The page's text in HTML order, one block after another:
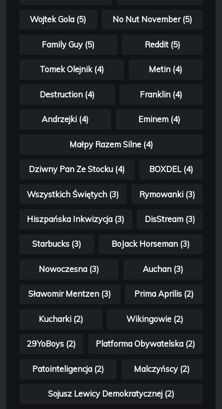
Wojtek Gola (5) No Nut November (5)
Family Guy (5) Reddit (5)
Tomek Olejnik (4) Metin (4)
Destruction (4) Franklin (4)
Andrzejki (4) Eminem (4)
Małpy Razem Silne (4)
Dziwny Pan Ze Stocku (4) BOXDEL (4)
Wszystkich Świętych (3) Rymowanki (3)
Hiszpańska Inkwizycja (3) DisStream (3)
Starbucks (3) BoJack Horseman (3)
Nowoczesna (3) Auchan (3)
Sławomir Mentzen (3) Prima Aprilis (2)
Kucharki (2) Wikingowie (2)
29YoBoys (2) Platforma Obywatelska (2)
Patointeligencja (2) Malczyńscy (2)
Sojusz Lewicy Demokratycznej (2)